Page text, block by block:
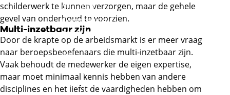
Retail
Externe link
Commercie,
groothandel en
internationale handel
Externe link
Mode, interieur, tapijt
en textiel
Externe link
schilderwerk te kunnen verzorgen, maar de gehele
gevel van onderhoud te voorzien.
Multi-inzetbaar zijn
Door de krapte op de arbeidsmarkt is er meer vraag
naar beroepsbeoefenaars die multi-inzetbaar zijn.
Vaak behoudt de medewerker de eigen expertise,
maar moet minimaal kennis hebben van andere
disciplines en het liefst de vaardigheden hebben om